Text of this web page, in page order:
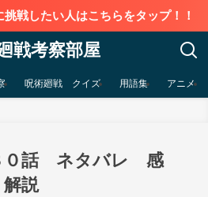
戦したい人はこちらをタップ！！
戦考察部屋
呪術廻戦 クイズ 用語集 アニメ
０話 ネタバレ 感
説